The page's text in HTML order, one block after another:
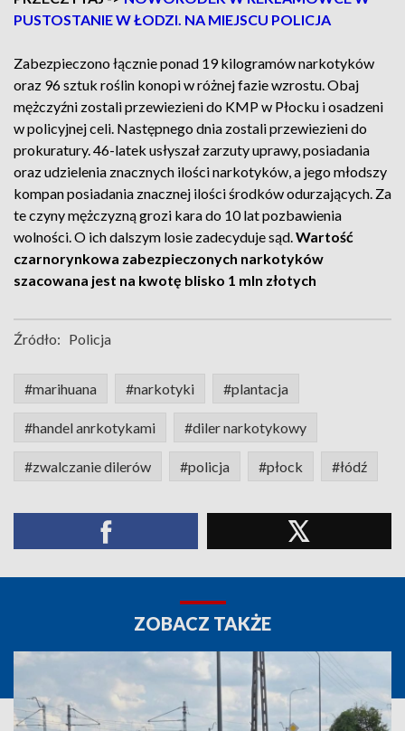
PUSTOSTANIE W ŁODZI. NA MIEJSCU POLICJA
Zabezpieczono łącznie ponad 19 kilogramów narkotyków
oraz 96 sztuk roślin konopi w różnej fazie wzrostu. Obaj
mężczyźni zostali przewiezieni do KMP w Płocku i osadzeni
w policyjnej celi. Następnego dnia zostali przewiezieni do
prokuratury. 46-latek usłyszał zarzuty uprawy, posiadania
oraz udzielenia znacznych ilości narkotyków, a jego młodszy
kompan posiadania znacznej ilości środków odurzających. Za
te czyny mężczyzną grozi kara do 10 lat pozbawienia
wolności. O ich dalszym losie zadecyduje sąd.Wartość
czarnorynkowa zabezpieczonych narkotyków
szacowana jest na kwotę blisko 1 mln złotych
Źródło: Policja
#marihuana #narkotyki #plantacja
#handel anrkotykami #diler narkotykowy
#zwalczanie dilerów #policja #płock #łódź
ZOBACZ TAKŻE